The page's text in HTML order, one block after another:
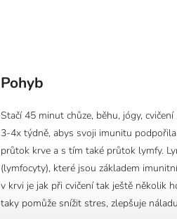
Pohyb
Stačí 45 minut chůze, běhu, jógy,
3-4x týdně, abys svoji imunitu
průtok krve a s tím také průtok lymfy.
(lymfocyty), které jsou základem
v krvi je jak při cvičení tak ještě několik
taky pomůže snížit stres, zlepšuje